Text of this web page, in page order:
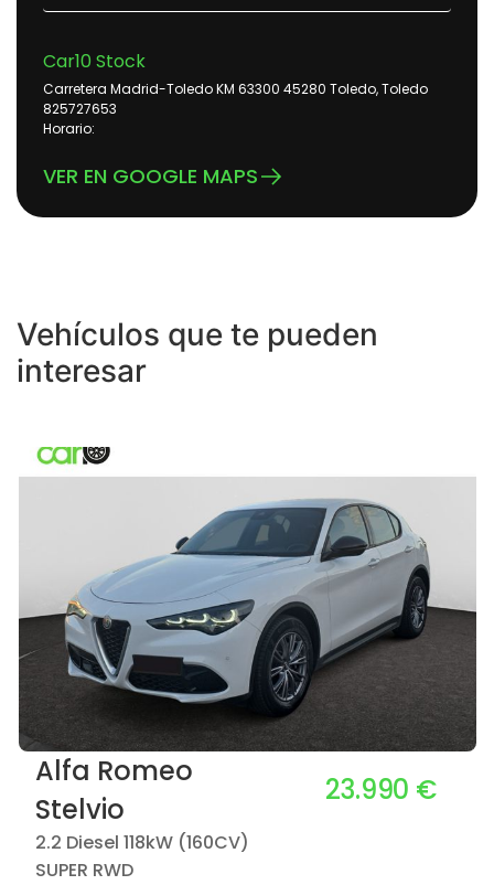
Car10 Stock
Carretera Madrid-Toledo KM 63300 45280 Toledo, Toledo
825727653
Horario:
VER EN GOOGLE MAPS
Vehículos que te pueden
interesar
Alfa Romeo
Stelvio
2.2 Diesel 118kW (160CV)
SUPER RWD
23.990 €